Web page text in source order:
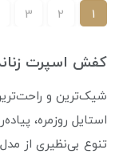
1
2
3
کفش اسپرت
شیک‌ترین و
استایل روزمره،
تنوع بی‌نظیری از